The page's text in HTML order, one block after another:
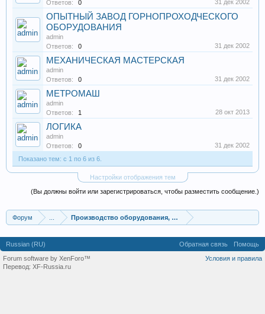
Ответов:
0 31 дек 2002
ОПЫТНЫЙ ЗАВОД ГОРНОПРОХОДЧЕСКОГО
ОБОРУДОВАНИЯ
admin
Ответов:
0 31 дек 2002
МЕХАНИЧЕСКАЯ МАСТЕРСКАЯ
admin
Ответов:
0 31 дек 2002
МЕТРОМАШ
admin
Ответов:
1 28 окт 2013
ЛОГИКА
admin
Ответов:
0
31 дек 2002
Показано тем: с 1 по 6 из 6.
Настройки отображения тем
(Вы должны войти или зарегистрироваться, чтобы разместить сообщение.)
Форум Производство оборудования, оборудование для произв
Russian (RU) Обратная связь
Помощь
Условия и правила
Forum software by XenForo™
Перевод: XF-Russia.ru